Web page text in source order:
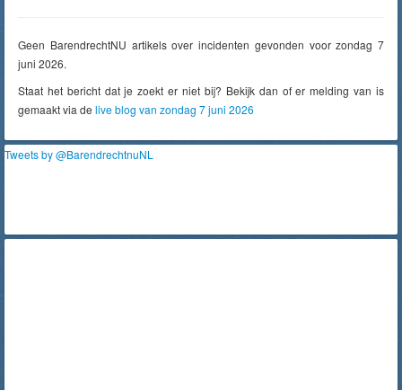
Geen BarendrechtNU artikels over incidenten gevonden voor zondag 7
juni 2026.
Staat het bericht dat je zoekt er niet bij? Bekijk dan of er melding van is
gemaakt via de live blog van zondag 7 juni 2026
Tweets by @BarendrechtnuNL